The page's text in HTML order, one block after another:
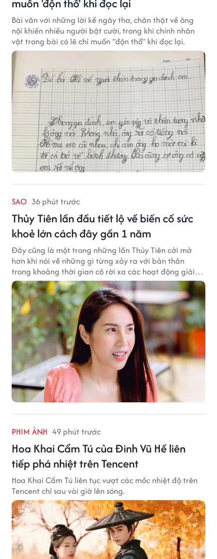
muốn 'độn thổ' khi đọc lại
Bài văn với những lời kể ngây thơ, chân thật về ông
nội khiến nhiều người bật cười, trong khi chính nhân
vật trong bài có lẽ chỉ muốn “độn thổ” khi đọc lại.
SAO 36 phút trước
Thủy Tiên lần đầu tiết lộ về biến cố sức
khoẻ lớn cách đây gần 1 năm
Đây cũng là một trong những lần Thủy Tiên cởi mở
hơn khi nói về những gì từng xảy ra với bản thân
trong khoảng thời gian cô rời xa các hoạt động giải
trí.
PHIM ẢNH 49 phút trước
Hoa Khai Cẩm Tú của Đinh Vũ Hề liên
tiếp phá nhiệt trên Tencent
Hoa Khai Cẩm Tú liên tục vượt các mốc nhiệt độ trên
Tencent chỉ sau vài giờ lên sóng.